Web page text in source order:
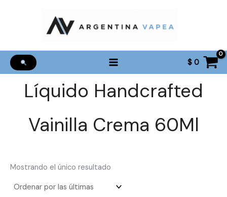
$0
Líquido Handcrafted
Vainilla Crema 60Ml
Mostrando el único resultado